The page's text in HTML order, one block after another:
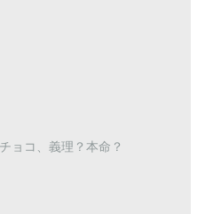
ョコ、義理？本命？